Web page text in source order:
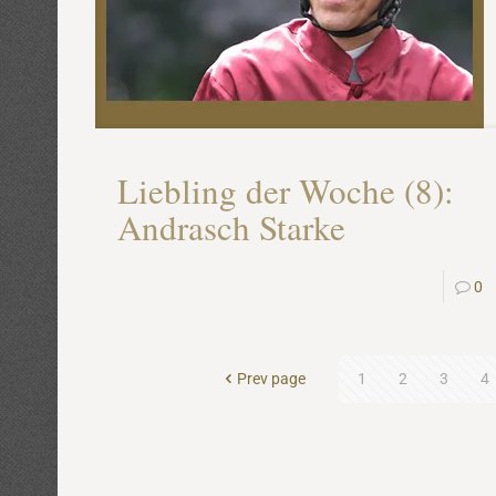
Liebling der Woche (8):
Andrasch Starke
0
Prev page 1 2 3 4